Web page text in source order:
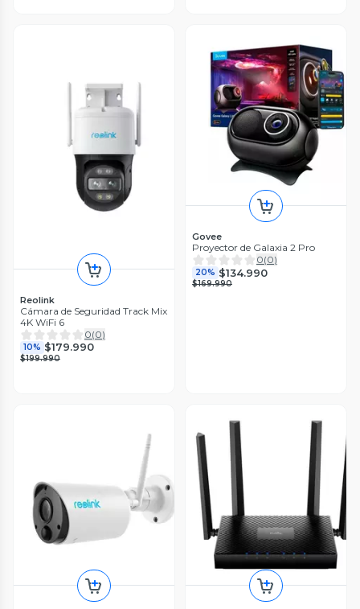
Reolink
Cámara de Seguridad Track Mix
4K WiFi 6
0(0)
10% $179.990
$199.990
Govee
Proyector de Galaxia 2 Pro
0(0)
20% $134.990
$169.990